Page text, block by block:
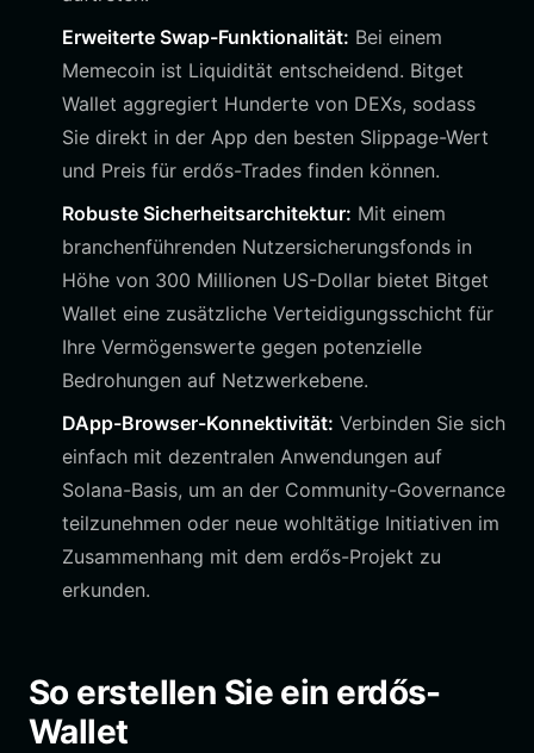
Erweiterte Swap-Funktionalität: Bei einem
Memecoin ist Liquidität entscheidend. Bitget
Wallet aggregiert Hunderte von DEXs, sodass
Sie direkt in der App den besten Slippage-Wert
und Preis für erdős-Trades finden können.
Robuste Sicherheitsarchitektur: Mit einem
branchenführenden Nutzersicherungsfonds in
Höhe von 300 Millionen US-Dollar bietet Bitget
Wallet eine zusätzliche Verteidigungsschicht für
Ihre Vermögenswerte gegen potenzielle
Bedrohungen auf Netzwerkebene.
DApp-Browser-Konnektivität: Verbinden Sie sich
einfach mit dezentralen Anwendungen auf
Solana-Basis, um an der Community-Governance
teilzunehmen oder neue wohltätige Initiativen im
Zusammenhang mit dem erdős-Projekt zu
erkunden.
So erstellen Sie ein erdős-
Wallet